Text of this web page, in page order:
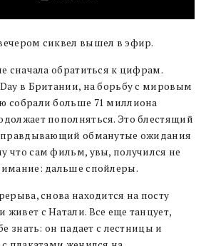
сиквел вышел в эфир.
сначала обратиться к цифрам.
в Британии, на борьбу с мировым
собрали больше 71 миллиона
пополняться. Это блестящий
обманутые ожидания
что сам фильм, увы, получился не
дальше спойлеры.
снова находится на посту
с Натали. Все еще танцует,
знать: он падает с лестницы и